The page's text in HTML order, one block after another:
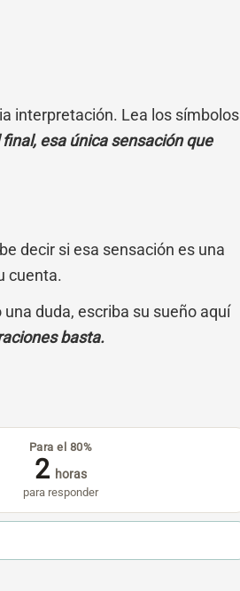
interpretación. Lea los símbolos
esa única sensación que
decir si esa sensación es una
cuenta.
duda, escriba su sueño aquí
basta.
Para el 80%
2 horas
para responder